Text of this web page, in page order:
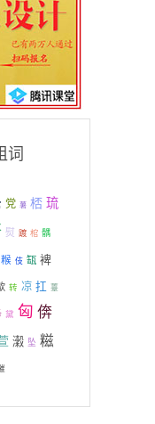
词
党 薯 桮 琉
熨 踱 棺 髃
糇 伎 缻 裨
转 凉 扛 薹
黛 匈 倴
瀔 坠 糍